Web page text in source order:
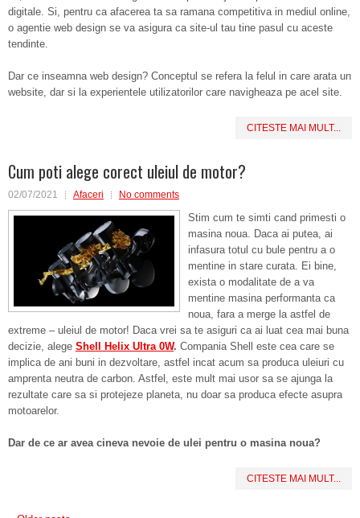
digitale. Si, pentru ca afacerea ta sa ramana competitiva in mediul online,
o agentie web design se va asigura ca site-ul tau tine pasul cu aceste
tendinte.
Dar ce inseamna web design? Conceptul se refera la felul in care arata un
website, dar si la experientele utilizatorilor care navigheaza pe acel site.
CITESTE MAI MULT...
Cum poti alege corect uleiul de motor?
02/07/2021 Afaceri No comments
Stim cum te simti cand primesti o
masina noua. Daca ai putea, ai
infasura totul cu bule pentru a o
mentine in stare curata. Ei bine,
exista o modalitate de a va
mentine masina performanta ca
noua, fara a merge la astfel de
extreme – uleiul de motor! Daca vrei sa te asiguri ca ai luat cea mai buna
decizie, alege Shell Helix Ultra 0W. Compania Shell este cea care se
implica de ani buni in dezvoltare, astfel incat acum sa produca uleiuri cu
amprenta neutra de carbon. Astfel, este mult mai usor sa se ajunga la
rezultate care sa si protejeze planeta, nu doar sa produca efecte asupra
motoarelor.
Dar de ce ar avea cineva nevoie de ulei pentru o masina noua?
CITESTE MAI MULT...